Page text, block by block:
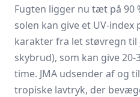
Fugten ligger nu tæt på 90
solen kan give et UV-index
karakter fra let støvregn til
skybrud), som kan give
time. JMA udsender af og
tropiske lavtryk, der